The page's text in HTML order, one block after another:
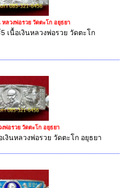
หลวงพ่อรวย วัดตะโก อยุธยา
เนื้อเงินหลวงพ่อรวย วัดตะโก
พ่อรวย วัดตะโก อยุธยา
งินหลวงพ่อรวย วัดตะโก อยุธยา